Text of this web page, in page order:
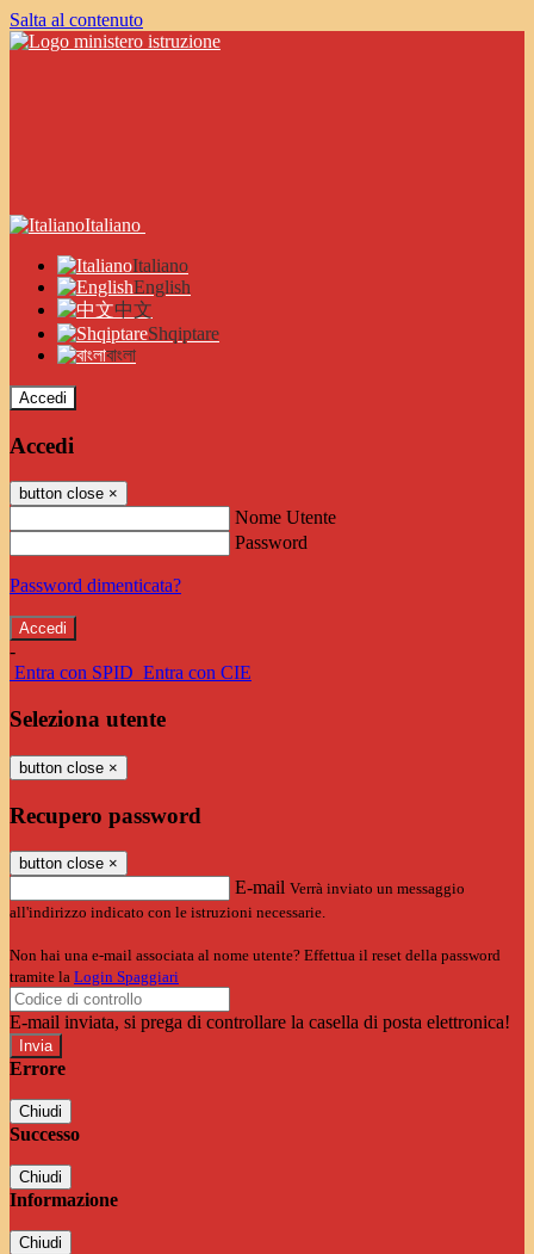
Salta al contenuto
Italiano
Italiano
English
中文
Shqiptare
বাংলা
Accedi
Accedi
button close ×
Nome Utente
Password
Password dimenticata?
-
Entra con SPID Entra con CIE
Seleziona utente
button close ×
Recupero password
button close ×
E-mail Verrà inviato un messaggio
all'indirizzo indicato con le istruzioni necessarie.
Non hai una e-mail associata al nome utente? Effettua il reset della password
tramite la Login Spaggiari
E-mail inviata, si prega di controllare la casella di posta elettronica!
Errore
Chiudi
Successo
Chiudi
Informazione
Chiudi